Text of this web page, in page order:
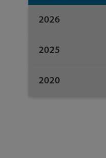
2026
2025
2020